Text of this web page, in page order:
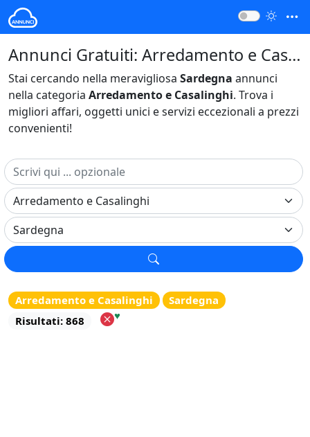
Annunci Gratuiti: Arredamento e Casalinghi Sardegna Italia
Stai cercando nella meravigliosa Sardegna annunci
nella categoria Arredamento e Casalinghi. Trova i
migliori affari, oggetti unici e servizi eccezionali a prezzi
convenienti!
Arredamento e Casalinghi
Sardegna
Risultati: 868
♥